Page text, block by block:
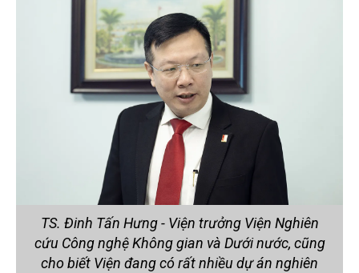
TS. Đinh Tấn Hưng - Viện trưởng Viện Nghiên
cứu Công nghệ Không gian và Dưới nước, cũng
cho biết Viện đang có rất nhiều dự án nghiên